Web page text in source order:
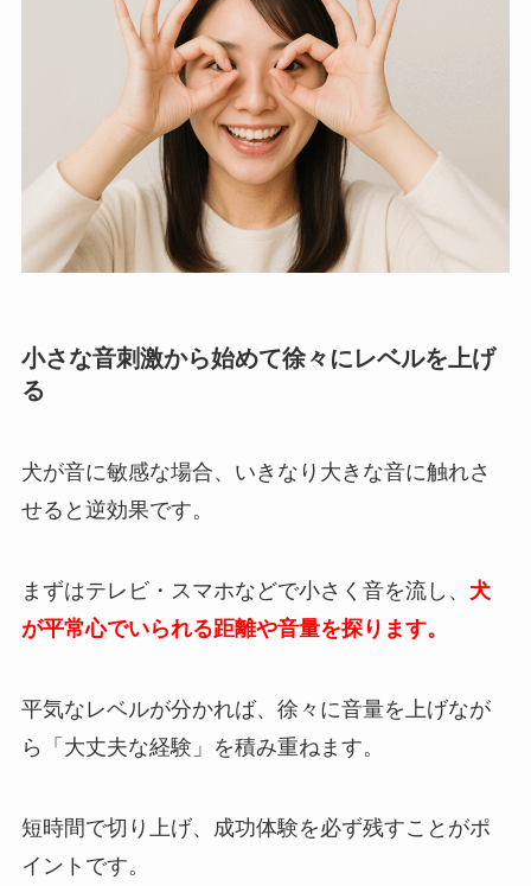
小さな音刺激から始めて徐々にレベルを上げ
る
犬が音に敏感な場合、いきなり大きな音に触れさ
せると逆効果です。
まずはテレビ・スマホなどで小さく音を流し、 犬
が平常心でいられる距離や音量を探ります。
平気なレベルが分かれば、徐々に音量を上げなが
ら「大丈夫な経験」を積み重ねます。
短時間で切り上げ、成功体験を必ず残すことがポ
イントです。